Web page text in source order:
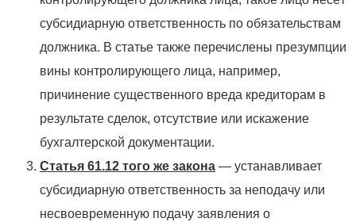
субсидиарную ответственность по обязательствам
должника. В статье также перечислены презумпции
вины контролирующего лица, например,
причинение существенного вреда кредиторам в
результате сделок, отсутствие или искажение
бухгалтерской документации.
Статья 61.12 того же закона — устанавливает
субсидиарную ответственность за неподачу или
несвоевременную подачу заявления о